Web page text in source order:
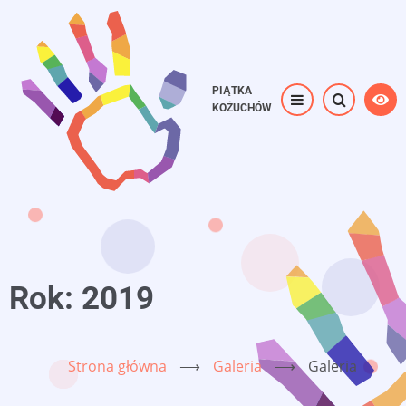
PIĄTKA
KOŻUCHÓW
Rok: 2019
Strona główna ⟶ Galeria ⟶ Galeria